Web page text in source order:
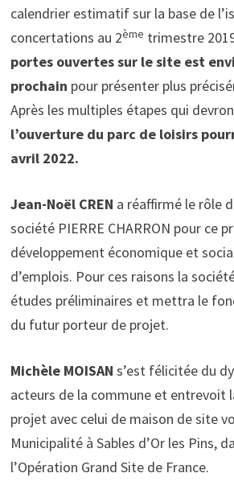
calendrier estimatif sur la base de
concertations au 2ème trimestre
portes ouvertes sur le site est
prochain pour présenter plus
Après les multiples étapes qui
l’ouverture du parc de loisirs
avril 2022.
Jean-Noël CREN a réaffirmé le rôle
société PIERRE CHARRON pour ce
développement économique et
d’emplois. Pour ces raisons la
études préliminaires et mettra le
du futur porteur de projet.
Michèle MOISAN s’est félicitée du
acteurs de la commune et entrevoit
projet avec celui de maison de site
Municipalité à Sables d’Or les Pins,
l’Opération Grand Site de France.